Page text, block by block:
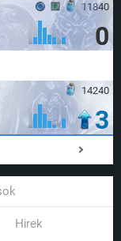
11840
0
14240
3
Hirek